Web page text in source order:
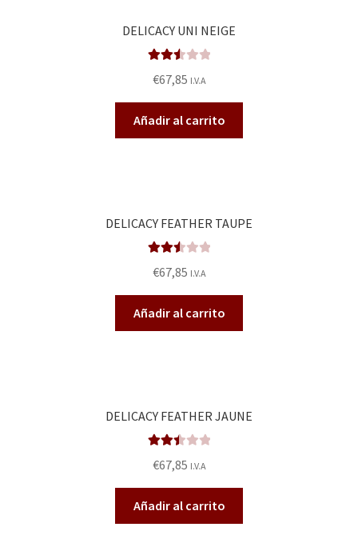
DELICACY UNI NEIGE
do en
de 5
€67,85 I.V.A
Añadir al carrito
DELICACY FEATHER TAUPE
do en
de 5
€67,85 I.V.A
Añadir al carrito
DELICACY FEATHER JAUNE
do en
de 5
€67,85 I.V.A
Añadir al carrito